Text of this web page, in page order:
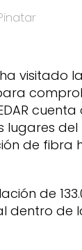
visitado la
cuenta
lugares del
de fibra
de
dentro de